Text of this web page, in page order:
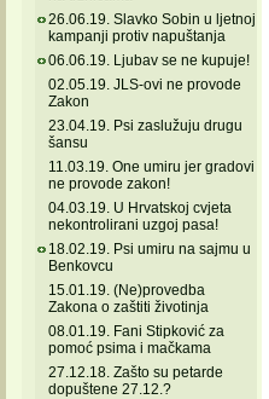
26.06.19. Slavko Sobin u ljetnoj
kampanji protiv napuštanja
06.06.19. Ljubav se ne kupuje!
02.05.19. JLS-ovi ne provode
Zakon
23.04.19. Psi zaslužuju drugu
šansu
11.03.19. One umiru jer gradovi
ne provode zakon!
04.03.19. U Hrvatskoj cvjeta
nekontrolirani uzgoj pasa!
18.02.19. Psi umiru na sajmu u
Benkovcu
15.01.19. (Ne)provedba
Zakona o zaštiti životinja
08.01.19. Fani Stipković za
pomoć psima i mačkama
27.12.18. Zašto su petarde
dopuštene 27.12.?